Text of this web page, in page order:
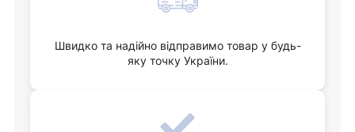
Швидко та надійно відправимо товар у будь-
яку точку України.